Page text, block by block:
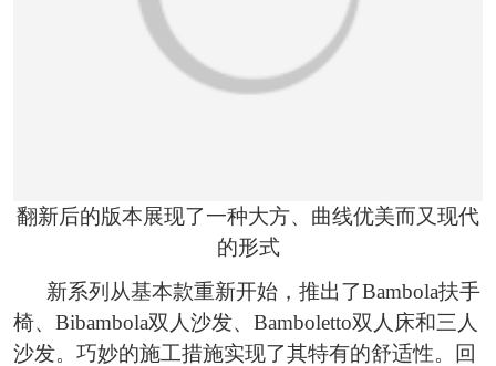
翻新后的版本展现了一种大方、曲线优美而又现代
的形式
新系列从基本款重新开始，推出了Bambola扶手
椅、Bibambola双人沙发、Bamboletto双人床和三人
沙发。巧妙的施工措施实现了其特有的舒适性。回